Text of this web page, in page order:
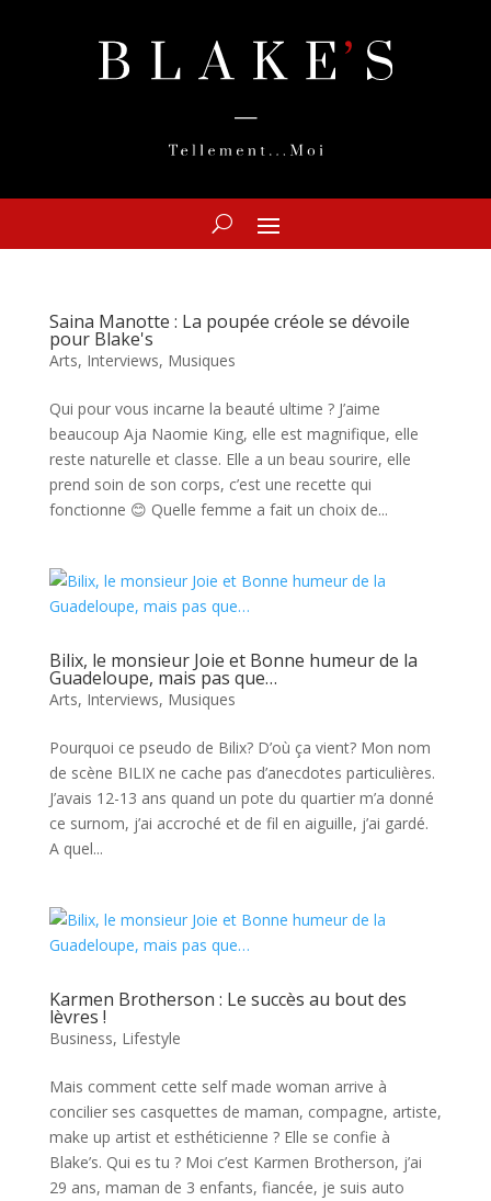
Saina Manotte : La poupée créole se dévoile
pour Blake's
Arts, Interviews, Musiques
Qui pour vous incarne la beauté ultime ? J’aime
beaucoup Aja Naomie King, elle est magnifique, elle
reste naturelle et classe. Elle a un beau sourire, elle
prend soin de son corps, c’est une recette qui
fonctionne 😊 Quelle femme a fait un choix de...
Bilix, le monsieur Joie et Bonne humeur de la
Guadeloupe, mais pas que…
Arts, Interviews, Musiques
Pourquoi ce pseudo de Bilix? D’où ça vient? Mon nom
de scène BILIX ne cache pas d’anecdotes particulières.
J’avais 12-13 ans quand un pote du quartier m’a donné
ce surnom, j’ai accroché et de fil en aiguille, j’ai gardé.
A quel...
Karmen Brotherson : Le succès au bout des
lèvres !
Business, Lifestyle
Mais comment cette self made woman arrive à
concilier ses casquettes de maman, compagne, artiste,
make up artist et esthéticienne ? Elle se confie à
Blake’s. Qui es tu ? Moi c’est Karmen Brotherson, j’ai
29 ans, maman de 3 enfants, fiancée, je suis auto